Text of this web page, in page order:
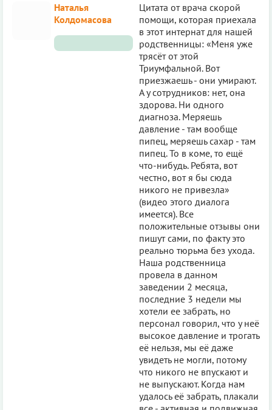
Наталья
Колдомасова
Цитата от врача скорой
помощи, которая приехала
в этот интернат для нашей
родственницы: «Меня уже
трясёт от этой
Триумфальной. Вот
приезжаешь - они умирают.
А у сотрудников: нет, она
здорова. Ни одного
диагноза. Меряешь
давление - там вообще
пипец, меряешь сахар - там
пипец. То в коме, то ещё
что-нибудь. Ребята, вот
честно, вот я бы сюда
никого не привезла»
(видео этого диалога
имеется). Все
положительные отзывы они
пишут сами, по факту это
реально тюрьма без ухода.
Наша родственница
провела в данном
заведении 2 месяца,
последние 3 недели мы
хотели ее забрать, но
персонал говорил, что у неё
высокое давление и трогать
её нельзя, мы её даже
увидеть не могли, потому
что никого не впускают и
не выпускают. Когда нам
удалось её забрать, плакали